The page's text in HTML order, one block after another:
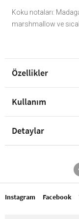
Koku notaları:
marshmallow ve
Özellikler
Kullanım
Detaylar
Instagram Facebook